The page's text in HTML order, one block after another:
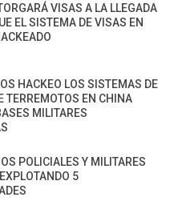
VISAS A LA LLEGADA
EL SISTEMA DE VISAS EN
HACKEO LOS SISTEMAS DE
TERREMOTOS EN CHINA
MILITARES
POLICIALES Y MILITARES
5